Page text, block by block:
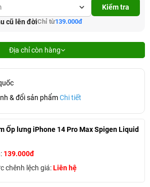
Kiểm tra
cũ lên đờiChỉ từ139.000đ
Địa chỉ còn hàng
& đổi sản phẩmChi tiết
Ốp lưng iPhone 14 Pro Max Spigen Liquid
139.000đ
chênh lệch giá:Liên hệ